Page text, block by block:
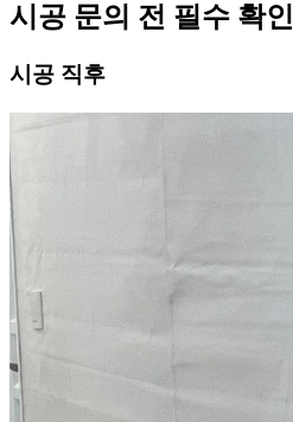
시공 문의 전 필수 확인
시공 직후